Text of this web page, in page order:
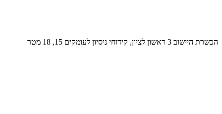
הכשרת היישוב 3 ראשון לציון, קידוחי ניסיון לעומקים 15, 18 מטר